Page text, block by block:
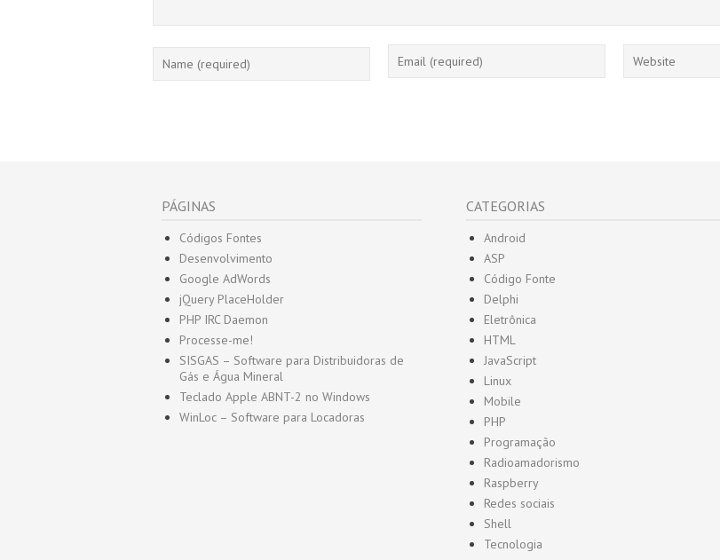
PÁGINAS
Códigos Fontes
Desenvolvimento
Google AdWords
jQuery PlaceHolder
PHP IRC Daemon
Processe-me!
SISGAS – Software para Distribuidoras de
Gás e Água Mineral
Teclado Apple ABNT-2 no Windows
WinLoc – Software para Locadoras
CATEGORIAS
Android
ASP
Código Fonte
Delphi
Eletrônica
HTML
JavaScript
Linux
Mobile
PHP
Programação
Radioamadorismo
Raspberry
Redes sociais
Shell
Tecnologia